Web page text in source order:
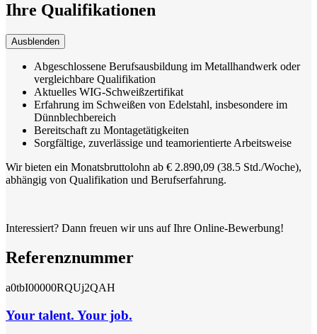
Ihre Qualifikationen
Ausblenden
Abgeschlossene Berufsausbildung im Metallhandwerk oder
vergleichbare Qualifikation
Aktuelles WIG-Schweißzertifikat
Erfahrung im Schweißen von Edelstahl, insbesondere im
Dünnblechbereich
Bereitschaft zu Montagetätigkeiten
Sorgfältige, zuverlässige und teamorientierte Arbeitsweise
Wir bieten ein Monatsbruttolohn ab € 2.890,09 (38.5 Std./Woche),
abhängig von Qualifikation und Berufserfahrung.
Interessiert? Dann freuen wir uns auf Ihre Online-Bewerbung!
Referenznummer
a0tbI00000RQUj2QAH
Your talent. Your job.